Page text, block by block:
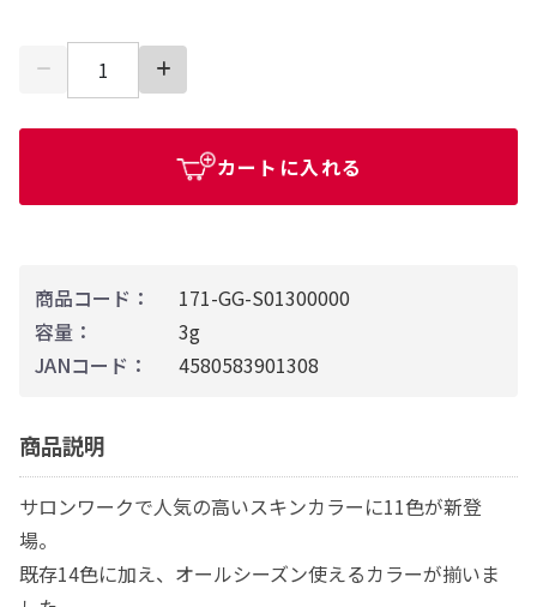
商品コード：
171-GG-S01300000
容量：
3g
JANコード：
4580583901308
商品説明
サロンワークで人気の高いスキンカラーに11色が新登
場。
既存14色に加え、オールシーズン使えるカラーが揃いま
カートに入れる